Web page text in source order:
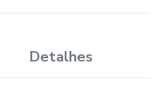
Detalhes